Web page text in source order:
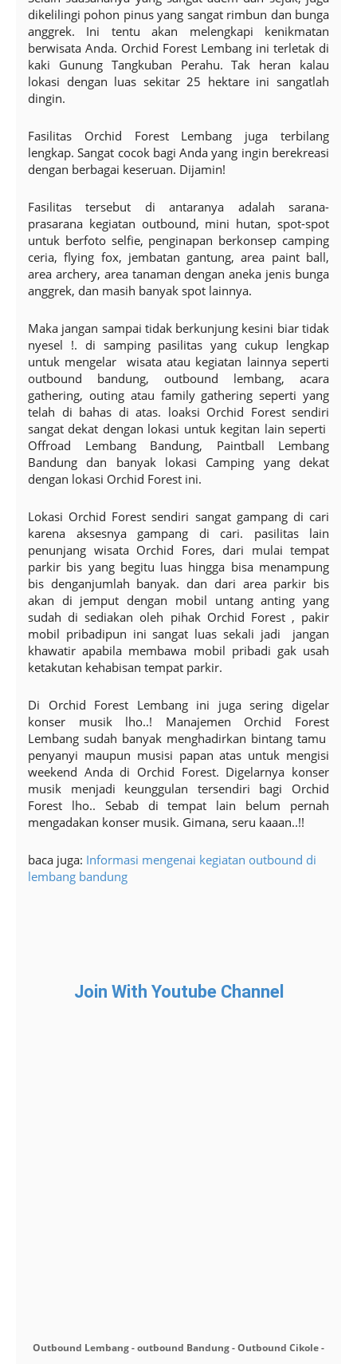
dikelilingi pohon pinus yang sangat rimbun dan bunga
anggrek. Ini tentu akan melengkapi kenikmatan
berwisata Anda. Orchid Forest Lembang ini terletak di
kaki Gunung Tangkuban Perahu. Tak heran kalau
lokasi dengan luas sekitar 25 hektare ini sangatlah
dingin.
Fasilitas Orchid Forest Lembang juga terbilang
lengkap. Sangat cocok bagi Anda yang ingin berekreasi
dengan berbagai keseruan. Dijamin!
Fasilitas tersebut di antaranya adalah sarana-
prasarana kegiatan outbound, mini hutan, spot-spot
untuk berfoto selfie, penginapan berkonsep camping
ceria, flying fox, jembatan gantung, area paint ball,
area archery, area tanaman dengan aneka jenis bunga
anggrek, dan masih banyak spot lainnya.
Maka jangan sampai tidak berkunjung kesini biar tidak
nyesel !. di samping pasilitas yang cukup lengkap
untuk mengelar wisata atau kegiatan lainnya seperti
outbound bandung, outbound lembang, acara
gathering, outing atau family gathering seperti yang
telah di bahas di atas. loaksi Orchid Forest sendiri
sangat dekat dengan lokasi untuk kegitan lain seperti
Offroad Lembang Bandung, Paintball Lembang
Bandung dan banyak lokasi Camping yang dekat
dengan lokasi Orchid Forest ini.
Lokasi Orchid Forest sendiri sangat gampang di cari
karena aksesnya gampang di cari. pasilitas lain
penunjang wisata Orchid Fores, dari mulai tempat
parkir bis yang begitu luas hingga bisa menampung
bis denganjumlah banyak. dan dari area parkir bis
akan di jemput dengan mobil untang anting yang
sudah di sediakan oleh pihak Orchid Forest , pakir
mobil pribadipun ini sangat luas sekali jadi jangan
khawatir apabila membawa mobil pribadi gak usah
ketakutan kehabisan tempat parkir.
Di Orchid Forest Lembang ini juga sering digelar
konser musik lho..! Manajemen Orchid Forest
Lembang sudah banyak menghadirkan bintang tamu
penyanyi maupun musisi papan atas untuk mengisi
weekend Anda di Orchid Forest. Digelarnya konser
musik menjadi keunggulan tersendiri bagi Orchid
Forest lho.. Sebab di tempat lain belum pernah
mengadakan konser musik. Gimana, seru kaaan..!!
baca juga: Informasi mengenai kegiatan outbound di
lembang bandung
Join With Youtube Channel
Outbound Lembang - outbound Bandung - Outbound Cikole -